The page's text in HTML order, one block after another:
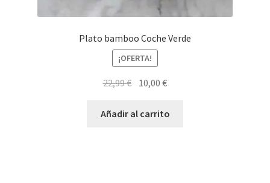
Plato bamboo Coche Verde
¡OFERTA!
22,99€ El
original
10,00€El
actual
Añadir al carrito